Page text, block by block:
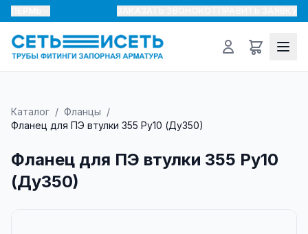
Каталог / Фланцы /
Фланец для ПЭ втулки 355 Ру10 (Ду350)
Фланец для ПЭ втулки 355 Ру10
(Ду350)